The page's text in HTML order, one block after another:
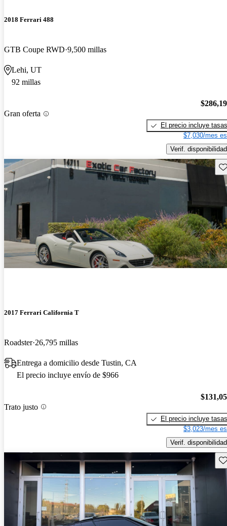
2018 Ferrari 488
GTB Coupe RWD 9,500 millas
Lehi, UT
92 millas
Gran oferta
El precio incluye tasas
$7,030/mes
Verif. disponibilidad
2017 Ferrari California T
Roadster 26,795 millas
Entrega a domicilio desde Tustin, CA
El precio incluye envío de $966
Trato justo
El precio incluye tasas
$3,023/mes
Verif. disponibilidad